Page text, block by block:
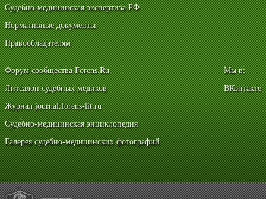
Судебно-медицинская экспертиза РФ
Нормативные документы
Правообладателям
Форум сообщества Forens.Ru
Литсалон судебных медиков
Журнал journal.forens-lit.ru
Судебно-медицинская энциклопедия
Галерея судебно-медицинских фотографий
Мы в:
ВКонтакте